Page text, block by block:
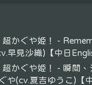
超かぐや姫！ -
早見沙織)【中日
超かぐや姫！ - 瞬間、
や(cv.夏吉ゆうこ)【